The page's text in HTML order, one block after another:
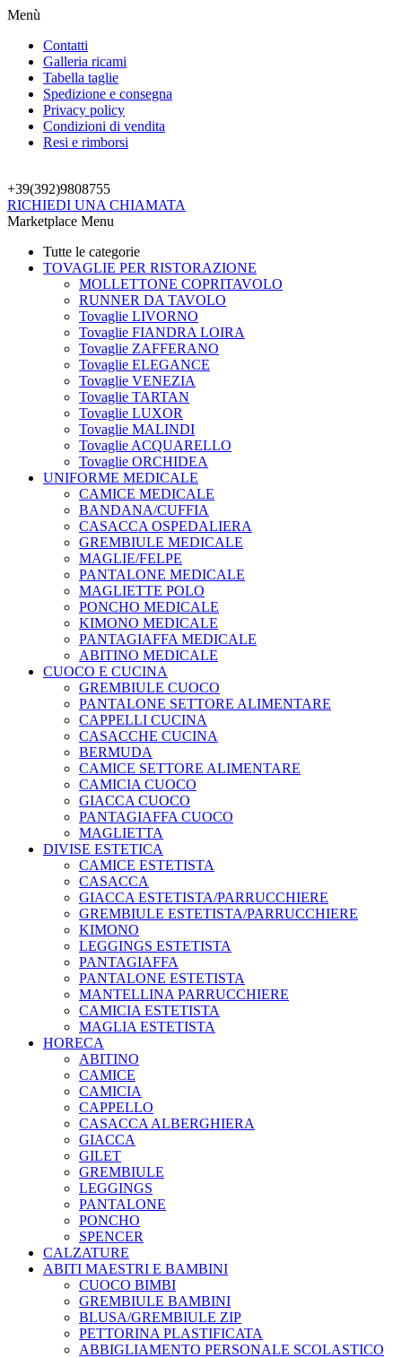
Menù
Contatti
Galleria ricami
Tabella taglie
Spedizione e consegna
Privacy policy
Condizioni di vendita
Resi e rimborsi
+39(392)9808755
RICHIEDI UNA CHIAMATA
Marketplace Menu
Tutte le categorie
TOVAGLIE PER RISTORAZIONE
MOLLETTONE COPRITAVOLO
RUNNER DA TAVOLO
Tovaglie LIVORNO
Tovaglie FIANDRA LOIRA
Tovaglie ZAFFERANO
Tovaglie ELEGANCE
Tovaglie VENEZIA
Tovaglie TARTAN
Tovaglie LUXOR
Tovaglie MALINDI
Tovaglie ACQUARELLO
Tovaglie ORCHIDEA
UNIFORME MEDICALE
CAMICE MEDICALE
BANDANA/CUFFIA
CASACCA OSPEDALIERA
GREMBIULE MEDICALE
MAGLIE/FELPE
PANTALONE MEDICALE
MAGLIETTE POLO
PONCHO MEDICALE
KIMONO MEDICALE
PANTAGIAFFA MEDICALE
ABITINO MEDICALE
CUOCO E CUCINA
GREMBIULE CUOCO
PANTALONE SETTORE ALIMENTARE
CAPPELLI CUCINA
CASACCHE CUCINA
BERMUDA
CAMICE SETTORE ALIMENTARE
CAMICIA CUOCO
GIACCA CUOCO
PANTAGIAFFA CUOCO
MAGLIETTA
DIVISE ESTETICA
CAMICE ESTETISTA
CASACCA
GIACCA ESTETISTA/PARRUCCHIERE
GREMBIULE ESTETISTA/PARRUCCHIERE
KIMONO
LEGGINGS ESTETISTA
PANTAGIAFFA
PANTALONE ESTETISTA
MANTELLINA PARRUCCHIERE
CAMICIA ESTETISTA
MAGLIA ESTETISTA
HORECA
ABITINO
CAMICE
CAMICIA
CAPPELLO
CASACCA ALBERGHIERA
GIACCA
GILET
GREMBIULE
LEGGINGS
PANTALONE
PONCHO
SPENCER
CALZATURE
ABITI MAESTRI E BAMBINI
CUOCO BIMBI
GREMBIULE BAMBINI
BLUSA/GREMBIULE ZIP
PETTORINA PLASTIFICATA
ABBIGLIAMENTO PERSONALE SCOLASTICO